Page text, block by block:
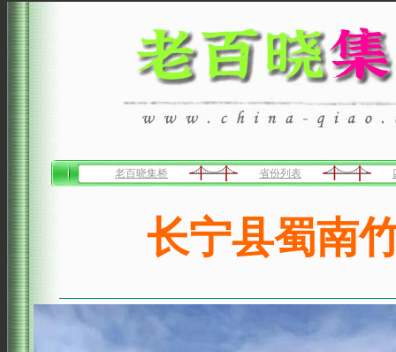
老百晓集桥 省份列表
长宁县蜀南